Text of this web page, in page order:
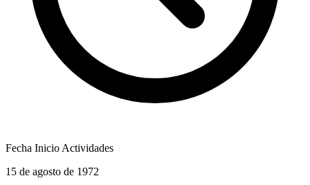
Fecha Inicio Actividades
15 de agosto de 1972